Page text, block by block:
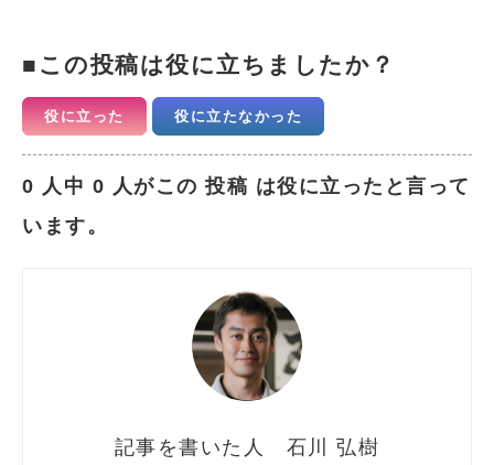
この投稿は役に立ちましたか？
役に立った 役に立たなかった
0 人中 0 人がこの 投稿 は役に立ったと言って
います。
石川 弘樹